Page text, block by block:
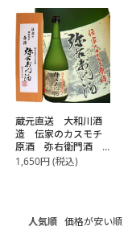
蔵元直送 大和川酒
造 伝家のカスモチ
原酒 弥右衛門酒
720ml
1,650円(税込)
人気順 価格が安い順